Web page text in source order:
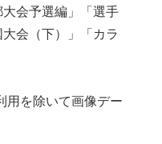
会予選編」「選手
会（下）」「カラ
用を除いて画像デー